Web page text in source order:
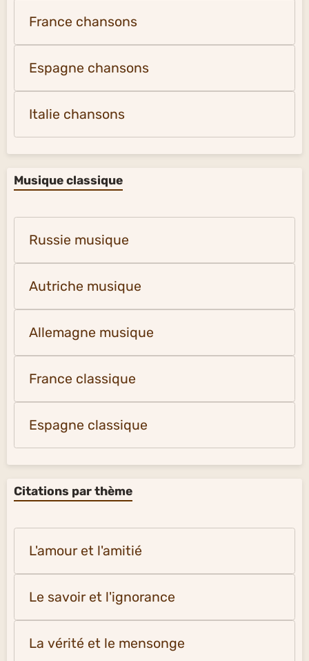
France chansons
Espagne chansons
Italie chansons
Musique classique
Russie musique
Autriche musique
Allemagne musique
France classique
Espagne classique
Citations par thème
L'amour et l'amitié
Le savoir et l'ignorance
La vérité et le mensonge